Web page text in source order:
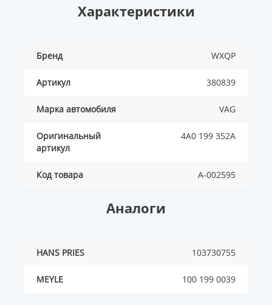
Характеристики
Бренд WXQP
Артикул 380839
Марка автомобиля VAG
Оригинальный
артикул
4A0 199 352A
Код товара A-002595
Аналоги
HANS PRIES 103730755
MEYLE 100 199 0039